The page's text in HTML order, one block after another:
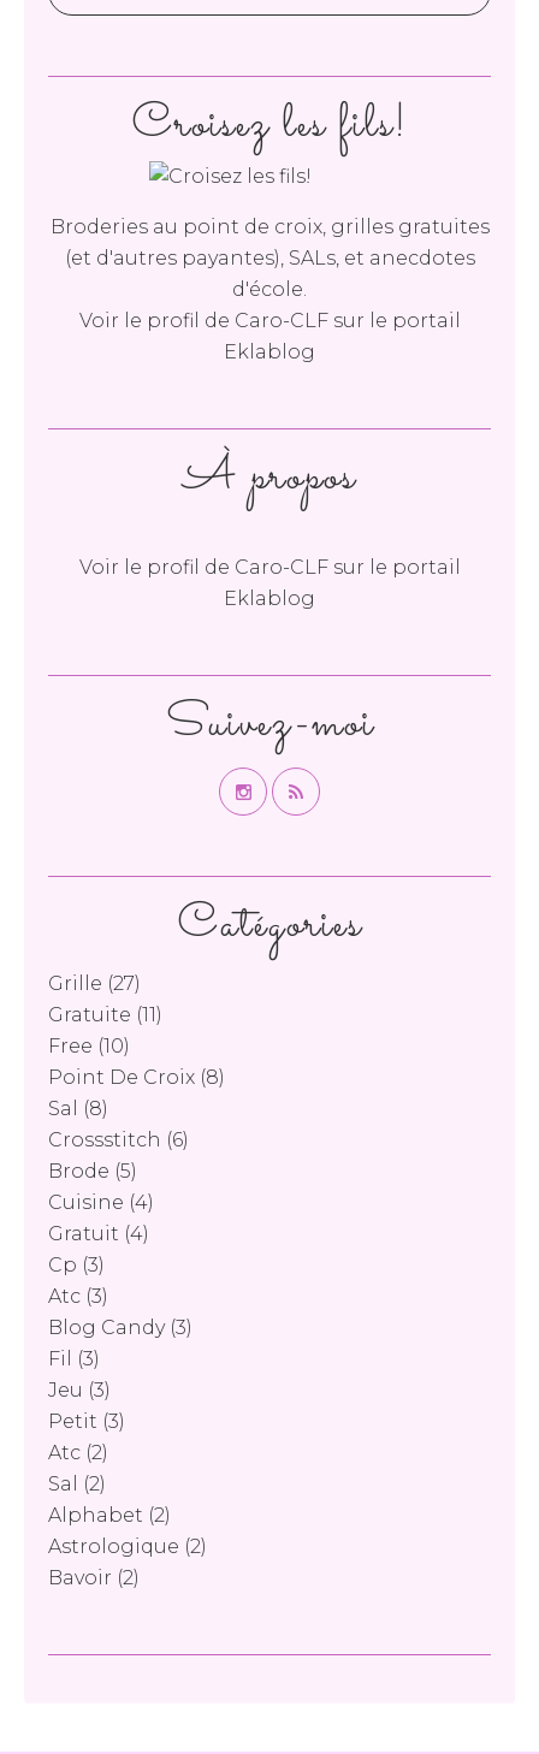
Catégories
Grille (27)
Gratuite (11)
Free (10)
Point De Croix (8)
Sal
(8)
Crossstitch (6)
Brode (5)
Cuisine (4)
Gratuit (4)
Cp (3)
Atc (3)
Blog Candy(3)
Fil
(3)
Jeu (3)
Petit (3)
Atc (2)
Sal
(2)
Alphabet (2)
Astrologique (2)
Bavoir (2)
Croisez les fils!
Broderies au point de croix, grilles gratuites
(et d'autres payantes), SALs, et anecdotes
d'école.
Voir le profil de Caro-CLFsur le portail
Eklablog
Suivez-moi
À propos
Voir le profil de Caro-CLFsur le portail
Eklablog